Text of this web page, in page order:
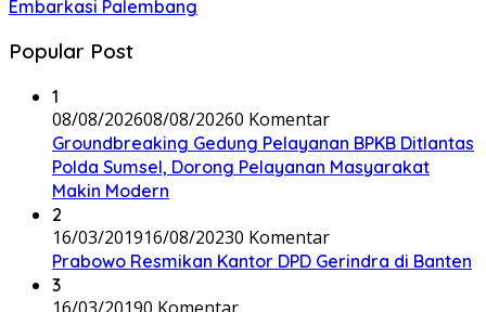
Embarkasi Palembang
Popular Post
1
08/08/202608/08/20260 Komentar
Groundbreaking Gedung Pelayanan BPKB Ditlantas
Polda Sumsel, Dorong Pelayanan Masyarakat
Makin Modern
2
16/03/201916/08/20230 Komentar
Prabowo Resmikan Kantor DPD Gerindra di Banten
3